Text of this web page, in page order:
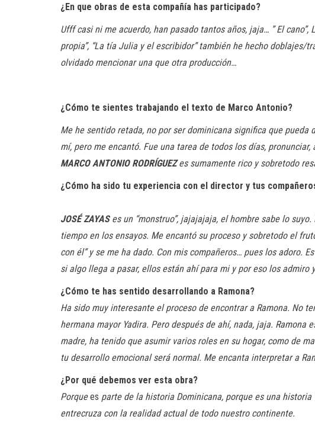
¿En que obras de esta compañía has participado?
Ufff casi ni me acuerdo, han pasado tantos años, jaja… ” El cano”,
propia”, “La tía Julia y el escribidor” también he hecho doblajes/
olvidado mencionar una que otra producción…
¿Cómo te sientes trabajando el texto de Marco Antonio?
Me he sentido retada, no por ser dominicana significa que
mí, pero me encantó. Fue una tarea de todos los días,
MARCO ANTONIO RODRÍGUEZes sumamente rico y sobretodo
¿Cómo ha sido tu experiencia con el director y tus
JOSÉ ZAYASes un “monstruo”, jajajajaja, el hombre sabe lo
tiempo en los ensayos. Me encantó su proceso y sobretodo el
con él” y se me ha dado. Con mis compañeros… pues los adoro.
si algo llega a pasar, ellos están ahí para mi y por eso los admiro
¿Cómo te has sentido desarrollando a Ramona?
Ha sido muy interesante el proceso de encontrar a Ramona. No
hermana mayor Yadira. Pero después de ahí, nada, jaja.
madre, ha tenido que asumir varios roles en su hogar, como de
tu desarrollo emocional será normal. Me encanta interpretar a
¿Por qué debemos ver esta obra?
Porquees parte de la historia Dominicana, porque es una
entrecruza con la realidad actual de todo nuestro continente.